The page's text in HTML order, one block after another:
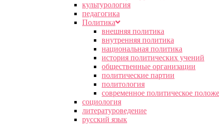
культурология
педагогика
Политика
внешняя политика
внутренняя политика
национальная политика
история политических учений
общественные организации
политические партии
политология
современное политическое
социология
литературоведение
русский язык